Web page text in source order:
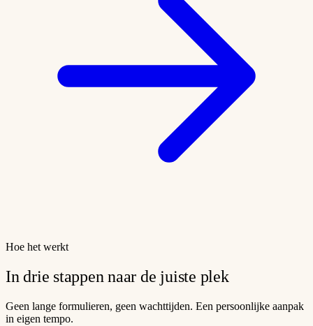
Hoe het werkt
In drie stappen naar de juiste plek
Geen lange formulieren, geen wachttijden. Een persoonlijke aanpak
in eigen tempo.